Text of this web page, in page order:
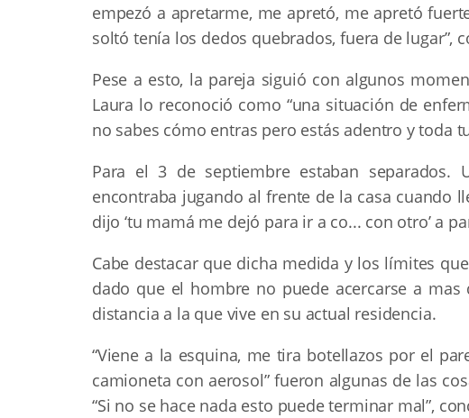
empezó a apretarme, me apretó, me apretó
soltó tenía los dedos quebrados, fuera de lugar”,
Pese a esto, la pareja siguió con algunos
Laura lo reconoció como “una situación de
no sabes cómo entras pero estás adentro y toda
Para el 3 de septiembre estaban
encontraba jugando al frente de la casa cuando
dijo ‘tu mamá me dejó para ir a co... con otro’ a
Cabe destacar que dicha medida y los límites
dado que el hombre no puede acercarse a
distancia a la que vive en su actual residencia.
“Viene a la esquina, me tira botellazos por el
camioneta con aerosol” fueron algunas de las
“Si no se hace nada esto puede terminar mal”,